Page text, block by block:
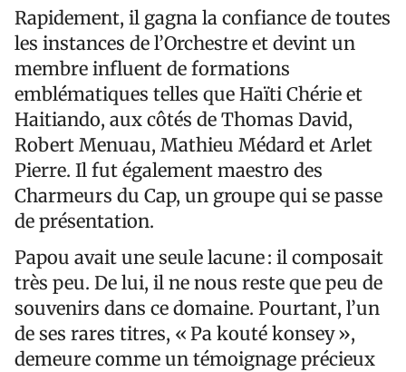
Rapidement, il gagna la confiance de toutes
les instances de l’Orchestre et devint un
membre influent de formations
emblématiques telles que Haïti Chérie et
Haitiando, aux côtés de Thomas David,
Robert Menuau, Mathieu Médard et Arlet
Pierre. Il fut également maestro des
Charmeurs du Cap, un groupe qui se passe
de présentation.
Papou avait une seule lacune : il composait
très peu. De lui, il ne nous reste que peu de
souvenirs dans ce domaine. Pourtant, l’un
de ses rares titres, « Pa kouté konsey »,
demeure comme un témoignage précieux